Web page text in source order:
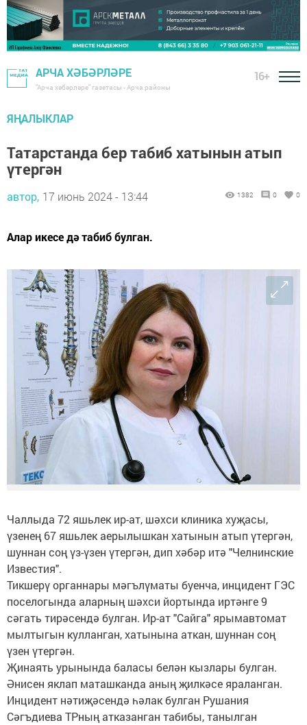
АРЧА ХӘБӘРЛӘРЕ
"Арча хәбәрләре" газетасы - Арча районы
16+
ЯҢАЛЫКЛАР
Татарстанда бер табиб хатынын атып
үтергән
автор, 17 июнь 2024 - 13:44 1382 0 0
Алар икесе дә табиб булган.
Чаллыда 72 яшьлек ир-ат, шәхси клиника хуҗасы,
үзенең 67 яшьлек аерылышкан хатынын атып үтергән,
шуннан соң үз-үзен үтергән, дип хәбәр итә "Челнинские
Известия".
Тикшерү органнары мәгълүматы буенча, инцидент ГЭС
поселогында аларның шәхси йортында иртәнге 9
сәгать тирәсендә булган. Ир-ат "Сайга" ярымавтомат
мылтыгын кулланган, хатынына аткан, шуннан соң
үзен үтергән.
Җинаять урынында баласы белән кызлары булган.
Әнисен яклап маташканда аның җилкәсе яраланган.
Инцидент нәтиҗәсендә һәлак булган Рушания
Сәгъдиева ТРның атказанган табибы, танылган